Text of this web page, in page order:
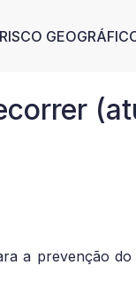
RISCO
a prevenção